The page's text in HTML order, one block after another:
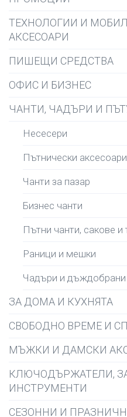
ТЕХНОЛОГИИ И
АКСЕСОАРИ
ПИШЕЩИ СРЕДСТВА
ОФИС И БИЗНЕС
ЧАНТИ, ЧАДЪРИ И
Несесери
Пътнически аксесоари
Чанти за пазар
Бизнес чанти
Пътни чанти, сакове и
Раници и мешки
Чадъри и дъждобрани
ЗА ДОМА И КУХНЯТА
СВОБОДНО ВРЕМЕ И
МЪЖКИ И ДАМСКИ
КЛЮЧОДЪРЖАТЕЛИ,
ИНСТРУМЕНТИ
СЕЗОННИ И